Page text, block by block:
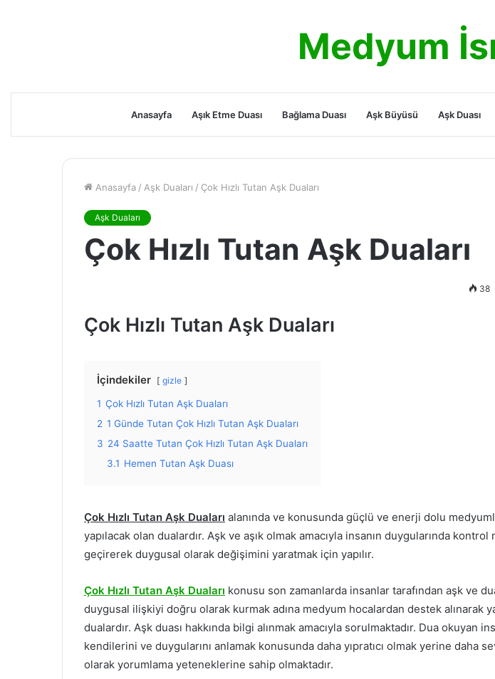
Medyum
Anasayfa Aşık Etme Duası Bağlama Duası Aşk Büyüsü Aşk Duası
Anasayfa / Aşk Duaları / Çok Hızlı Tutan Aşk Duaları
Aşk Duaları
Çok Hızlı Tutan Aşk Duaları
38
Çok Hızlı Tutan Aşk Duaları
İçindekiler gizle
1 Çok Hızlı Tutan Aşk Duaları
2 1 Günde Tutan Çok Hızlı Tutan Aşk Duaları
3 24 Saatte Tutan Çok Hızlı Tutan Aşk Duaları
3.1 Hemen Tutan Aşk Duası
Çok Hızlı Tutan Aşk Duaları alanında ve konusunda güçlü ve enerji dolu
yapılacak olan dualardır. Aşk ve aşık olmak amacıyla insanın duygularında kontrol
geçirerek duygusal olarak değişimini yaratmak için yapılır.
Çok Hızlı Tutan Aşk Duaları konusu son zamanlarda insanlar tarafından aşk ve
duygusal ilişkiyi doğru olarak kurmak adına medyum hocalardan destek alınarak
dualardır. Aşk duası hakkında bilgi alınmak amacıyla sorulmaktadır. Dua okuyan
kendilerini ve duygularını anlamak konusunda daha yıpratıcı olmak yerine daha
olarak yorumlama yeteneklerine sahip olmaktadır.